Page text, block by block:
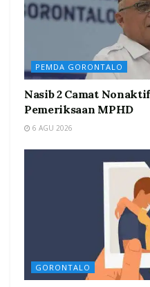
PEMDA GORONTALO
Nasib 2 Camat
Pemeriksaan MPHD
6 AGU 2026
GORONTALO